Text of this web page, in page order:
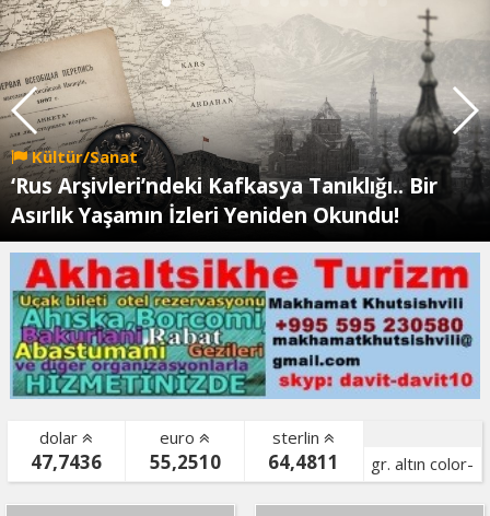
Kültür/Sanat
‘Rus Arşivleri’ndeki Kafkasya Tanıklığı.. Bir
Asırlık Yaşamın İzleri Yeniden Okundu!
dolar
47,7436
euro
55,2510
sterlin
64,4811
gr. altın color-
bist color-